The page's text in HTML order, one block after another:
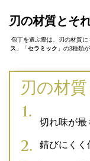
刃の材質とそ
包丁を選ぶ際は、刃の材質
ス 」「セラミック 」の3種類
刃の材
切れ味が最
錆びにくく